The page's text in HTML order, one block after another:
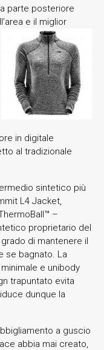
parte posteriore
e il miglior
in digitale
al tradizionale
sintetico più
L4 Jacket,
–
proprietario del
di mantenere il
se bagnato. La
e unibody
trapuntato evita
dunque la
a guscio
abbia mai creato,